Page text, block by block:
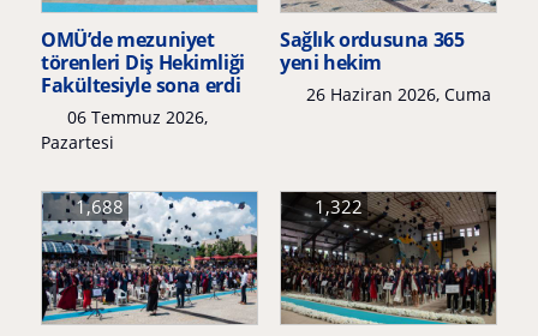
OMÜ’de mezuniyet
törenleri Diş Hekimliği
Fakültesiyle sona erdi
06 Temmuz 2026,
Pazartesi
Sağlık ordusuna 365
yeni hekim
26 Haziran 2026, Cuma
1,688 1,322